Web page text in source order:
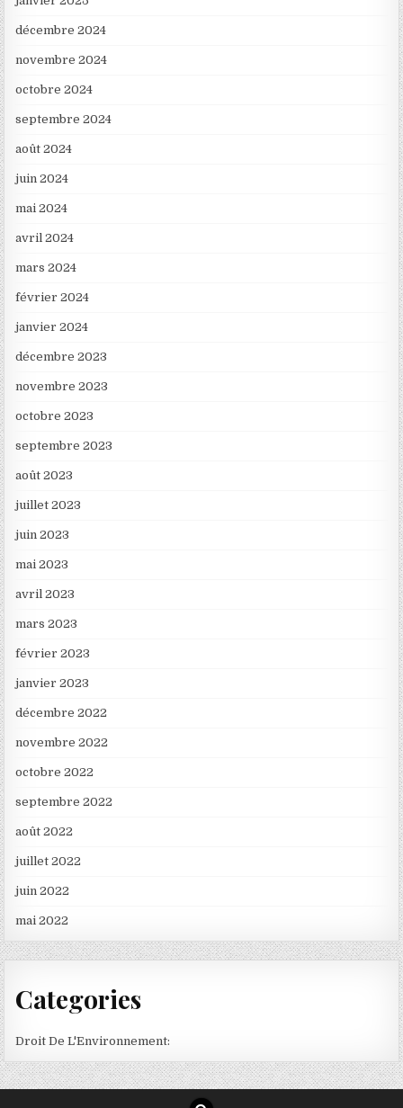
décembre 2024
novembre 2024
octobre 2024
septembre 2024
août 2024
juin 2024
mai 2024
avril 2024
mars 2024
février 2024
janvier 2024
décembre 2023
novembre 2023
octobre 2023
septembre 2023
août 2023
juillet 2023
juin 2023
mai 2023
avril 2023
mars 2023
février 2023
janvier 2023
décembre 2022
novembre 2022
octobre 2022
septembre 2022
août 2022
juillet 2022
juin 2022
mai 2022
Categories
Droit De L'Environnement: